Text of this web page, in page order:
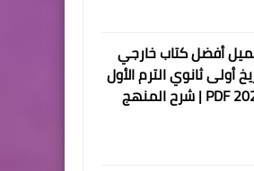
أفضل كتاب خارجي
أولى ثانوي الترم الأول
2027 PDF | شرح المنهج